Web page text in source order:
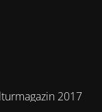
2017